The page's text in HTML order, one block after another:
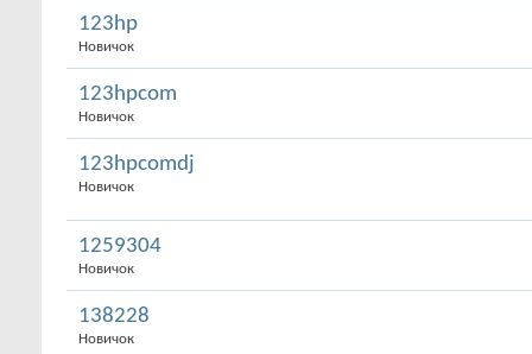
123hp
Новичок
123hpcom
Новичок
123hpcomdj
Новичок
1259304
Новичок
138228
Новичок